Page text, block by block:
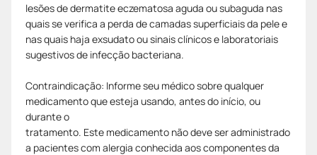
lesões de dermatite eczematosa aguda ou subaguda nas
quais se verifica a perda de camadas superficiais da pele e
nas quais haja exsudato ou sinais clínicos e laboratoriais
sugestivos de infecção bacteriana.
Contraindicação: Informe seu médico sobre qualquer
medicamento que esteja usando, antes do início, ou
durante o
tratamento. Este medicamento não deve ser administrado
a pacientes com alergia conhecida aos componentes da